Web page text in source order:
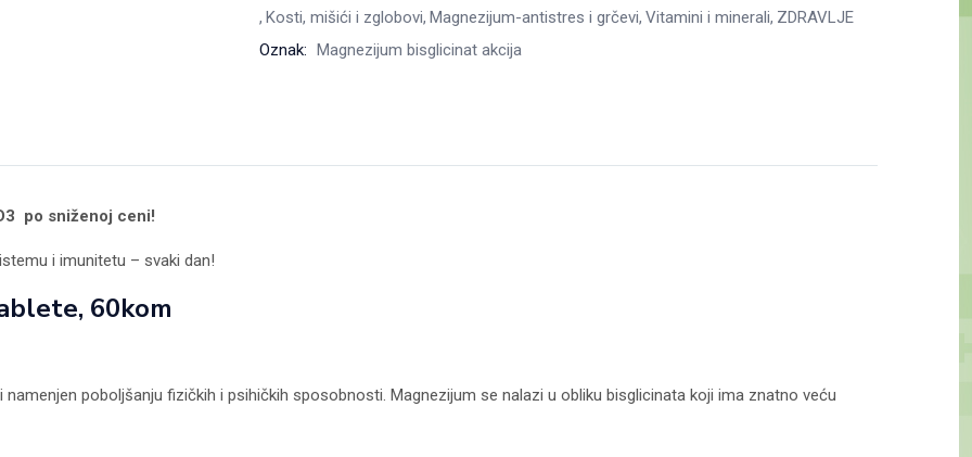
120
tableta
kapsula
Kosti, mišići i zglobovi Magnezijum-antistres i grčevi Vitamini i minerali ZDRAVLJE
Oznak: Magnezijum bisglicinat akcija
po sniženoj ceni!
i imunitetu – svaki dan!
60kom
poboljšanju fizičkih i psihičkih sposobnosti. Magnezijum se nalazi u obliku bisglicinata koji ima znatno veću